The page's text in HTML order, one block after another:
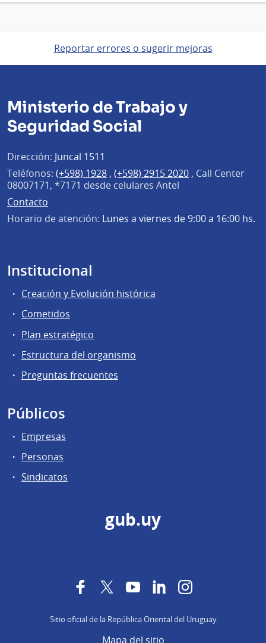
Reportar errores o sugerir mejoras
Ministerio de Trabajo y
Seguridad Social
Dirección: Juncal 1511
Teléfonos: (+598) 1928 , (+598) 2915 2020 , Call Center
08007171, *7171 desde celulares Antel
Contacto
Horario de atención: Lunes a viernes de 9:00 a 16:00 hs.
Institucional
Creación y Evolución histórica
Cometidos
Plan estratégico
Estructura del organismo
Preguntas frecuentes
Públicos
Empresas
Personas
Sindicatos
gub.uy
FacebookTwitterYouTubeLinkedInInstagram
Sitio oficial de la República Oriental del Uruguay
Mapa del sitio